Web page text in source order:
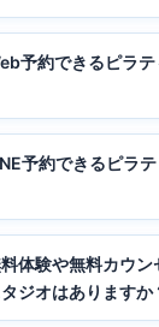
予約できるピラ
予約できるピラ
体験や無料カウ
ジオはありますか